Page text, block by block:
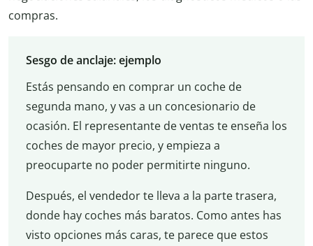
compras.
Sesgo de anclaje: ejemplo
Estás pensando en comprar un coche de
segunda mano, y vas a un concesionario de
ocasión. El representante de ventas te enseña los
coches de mayor precio, y empieza a
preocuparte no poder permitirte ninguno.
Después, el vendedor te lleva a la parte trasera,
donde hay coches más baratos. Como antes has
visto opciones más caras, te parece que estos